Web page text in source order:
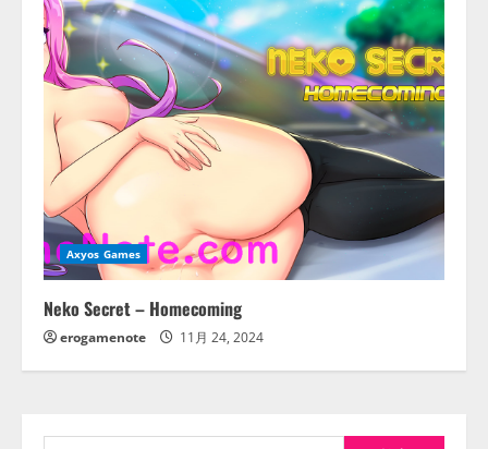
Axyos Games
Neko Secret – Homecoming
erogamenote 11月 24, 2024